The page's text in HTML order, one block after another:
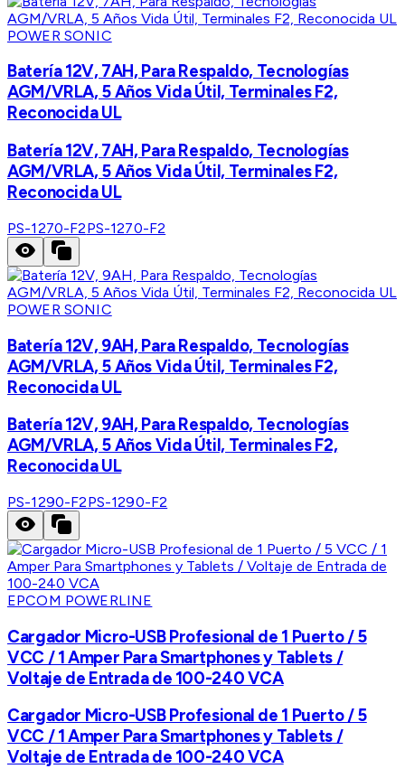
POWER SONIC
Batería 12V, 7AH, Para Respaldo, Tecnologías
AGM/VRLA, 5 Años Vida Útil, Terminales F2,
Reconocida UL
Batería 12V, 7AH, Para Respaldo, Tecnologías
AGM/VRLA, 5 Años Vida Útil, Terminales F2,
Reconocida UL
PS-1270-F2PS-1270-F2
POWER SONIC
Batería 12V, 9AH, Para Respaldo, Tecnologías
AGM/VRLA, 5 Años Vida Útil, Terminales F2,
Reconocida UL
Batería 12V, 9AH, Para Respaldo, Tecnologías
AGM/VRLA, 5 Años Vida Útil, Terminales F2,
Reconocida UL
PS-1290-F2PS-1290-F2
EPCOM POWERLINE
Cargador Micro-USB Profesional de 1 Puerto / 5
VCC / 1 Amper Para Smartphones y Tablets /
Voltaje de Entrada de 100-240 VCA
Cargador Micro-USB Profesional de 1 Puerto / 5
VCC / 1 Amper Para Smartphones y Tablets /
Voltaje de Entrada de 100-240 VCA